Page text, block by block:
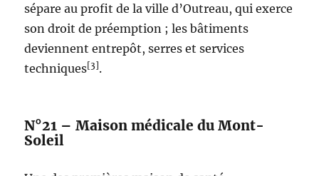
sépare au profit de la ville d’Outreau, qui exerce
son droit de préemption ; les bâtiments
deviennent entrepôt, serres et services
techniques[3].
N°21 – Maison médicale du Mont-
Soleil